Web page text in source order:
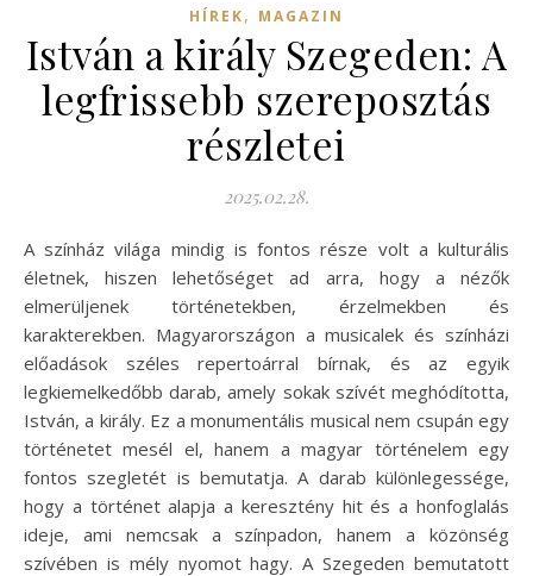
HÍREK, MAGAZIN
István a király Szegeden: A
legfrissebb szereposztás
részletei
2025.02.28.
A színház világa mindig is fontos része volt a kulturális
életnek, hiszen lehetőséget ad arra, hogy a nézők
elmerüljenek történetekben, érzelmekben és
karakterekben. Magyarországon a musicalek és színházi
előadások széles repertoárral bírnak, és az egyik
legkiemelkedőbb darab, amely sokak szívét meghódította,
István, a király. Ez a monumentális musical nem csupán egy
történetet mesél el, hanem a magyar történelem egy
fontos szegletét is bemutatja. A darab különlegessége,
hogy a történet alapja a keresztény hit és a honfoglalás
ideje, ami nemcsak a színpadon, hanem a közönség
szívében is mély nyomot hagy. A Szegeden bemutatott